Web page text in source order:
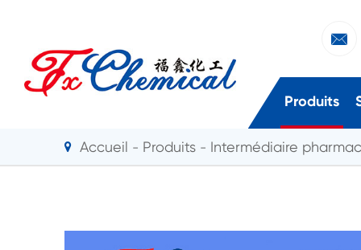

Produits
Accueil Produits Intermédiaire